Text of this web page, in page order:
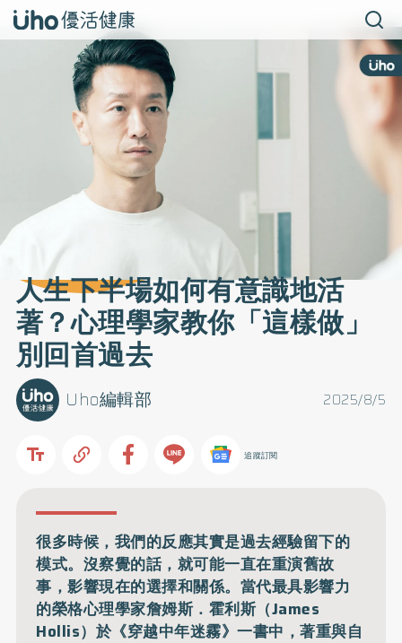
人生下半場如何有意識地活
著？心理學家教你「這樣做」
別回首過去
2025/8/5
Uho編輯部
追蹤訂閱
很多時候，我們的反應其實是過去經驗留下的
模式。沒察覺的話，就可能一直在重演舊故
事，影響現在的選擇和關係。當代最具影響力
的榮格心理學家詹姆斯．霍利斯（James
Hollis）於《穿越中年迷霧》一書中，著重與自